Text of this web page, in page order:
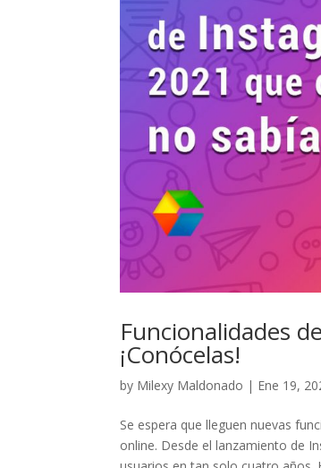
Funcionalidades
¡Conócelas!
by Milexy Maldonado | Ene 19,
Se espera que lleguen nuevas
online. Desde el lanzamiento de